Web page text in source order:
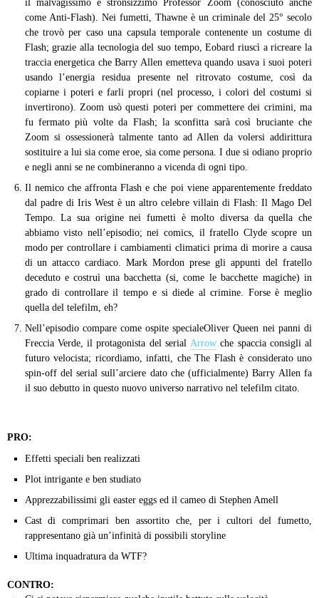
il malvagissimo e stronsizzimo Professor Zoom (conosciuto anche
come Anti-Flash). Nei fumetti, Thawne è un criminale del 25° secolo
che trovò per caso una capsula temporale contenente un costume di
Flash; grazie alla tecnologia del suo tempo, Eobard riuscì a ricreare la
traccia energetica che Barry Allen emetteva quando usava i suoi poteri
usando l’energia residua presente nel ritrovato costume, così da
copiarne i poteri e farli propri (nel processo, i colori del costumi si
invertirono). Zoom usò questi poteri per commettere dei crimini, ma
fu fermato più volte da Flash; la sconfitta sarà così bruciante che
Zoom si ossessionerà talmente tanto ad Allen da volersi addirittura
sostituire a lui sia come eroe, sia come persona. I due si odiano proprio
e negli anni se ne combineranno a vicenda di ogni tipo.
Il nemico che affronta Flash e che poi viene apparentemente freddato
dal padre di Iris West è un altro celebre villain di Flash: Il Mago Del
Tempo. La sua origine nei fumetti è molto diversa da quella che
abbiamo visto nell’episodio; nei comics, il fratello Clyde scopre un
modo per controllare i cambiamenti climatici prima di morire a causa
di un attacco cardiaco. Mark Mordon prese gli appunti del fratello
deceduto e costruì una bacchetta (si, come le bacchette magiche) in
grado di controllare il tempo e si diede al crimine. Forse è meglio
quella del telefilm, eh?
Nell’episodio compare come ospite specialeOliver Queen nei panni di
Freccia Verde, il protagonista del serial Arrow che spaccia consigli al
futuro velocista; ricordiamo, infatti, che The Flash è considerato uno
spin-off del serial sull’arciere dato che (ufficialmente) Barry Allen fa
il suo debutto in questo nuovo universo narrativo nel telefilm citato.
PRO:
Effetti speciali ben realizzati
Plot intrigante e ben studiato
Apprezzabilissimi gli easter eggs ed il cameo di Stephen Amell
Cast di comprimari ben assortito che, per i cultori del fumetto,
rappresentano già un’infinità di possibili storyline
Ultima inquadratura da WTF?
CONTRO: